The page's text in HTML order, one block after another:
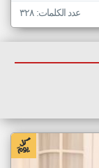
عدد الكلمات: ٣٢٨